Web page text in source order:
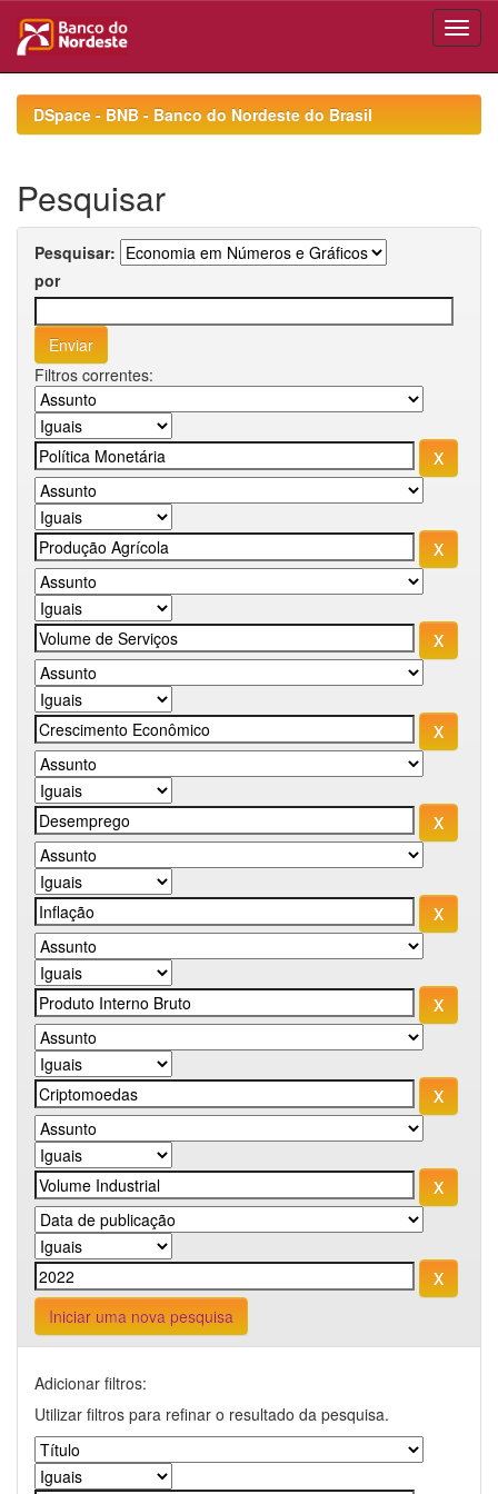
navigationDSpace - BNB - Banco do Nordeste do Brasil
Pesquisar
Pesquisar:
por
Filtros correntes:
Iniciar uma nova pesquisa
Adicionar filtros:
Utilizar filtros para refinar o resultado da pesquisa.